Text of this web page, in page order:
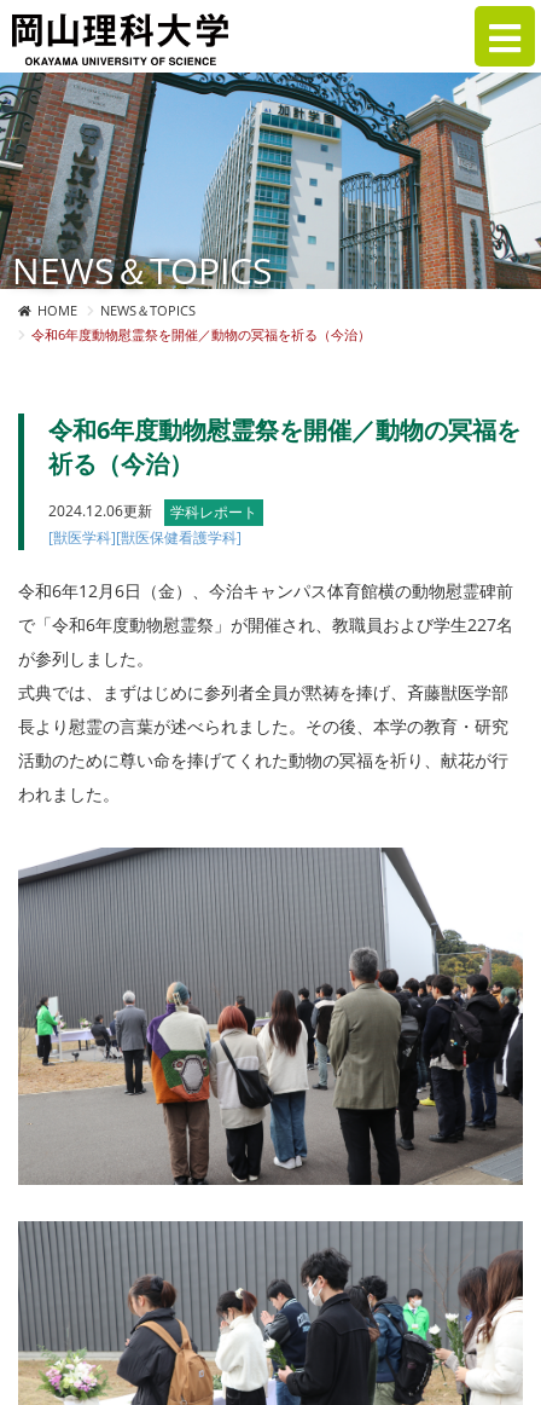
NEWS＆TOPICS
HOME
NEWS＆TOPICS
令和6年度動物慰霊祭を開催／動物の冥福を祈る（今治）
令和6年度動物慰霊祭を開催／動物の冥福を
祈る（今治）
2024.12.06更新
学科レポート
[獣医学科][獣医保健看護学科]
令和6年12月6日（金）、今治キャンパス体育館横の動物慰霊碑前
で「令和6年度動物慰霊祭」が開催され、教職員および学生227名
が参列しました。
式典では、まずはじめに参列者全員が黙祷を捧げ、 斉藤獣医学部
長より慰霊の言葉が述べられました。その後、 本学の教育・研究
活動のために尊い命を捧げてくれた動物の冥福を祈り、献花が行
われました。